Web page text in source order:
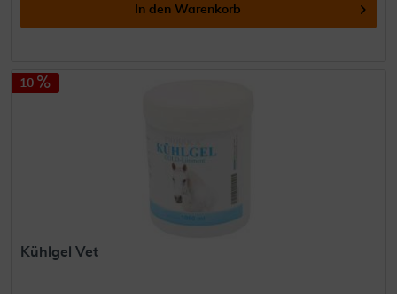
In den Warenkorb
10
Kühlgel Vet